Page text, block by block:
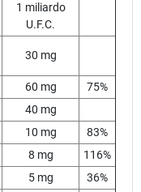
1 miliardo
U.F.C.
30 mg
60 mg
75%
40 mg
10 mg
83%
8 mg
116%
5 mg
36%